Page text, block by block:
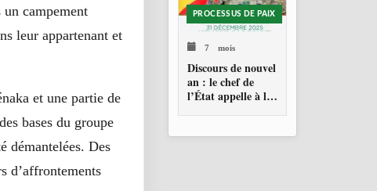
campement
leur appartenant et
et une partie de
bases du groupe
démantelées. Des
d’affrontements
PROCESSUS DE PAIX
7 mois
Discours de nouvel
an : le chef de
l’État appelle à la